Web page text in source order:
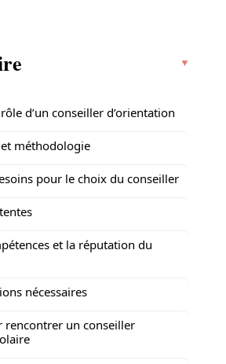
d’un conseiller d’orientation
méthodologie
pour le choix du conseiller
et la réputation du
nécessaires
rencontrer un conseiller